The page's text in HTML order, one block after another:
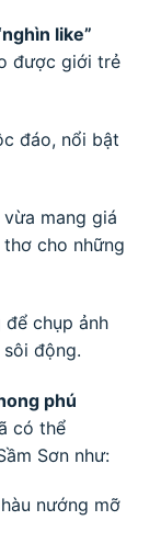
like”
được giới trẻ
đáo, nổi bật
mang giá
cho những
chụp ảnh
động.
phú
có thể
Sơn như:
nướng mỡ